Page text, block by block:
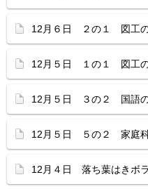
12月６日 ２の１ 図工
12月５日 １の１ 図工
12月５日 ３の２ 国語
12月５日 ５の２ 家庭
12月４日 落ち葉はきボ